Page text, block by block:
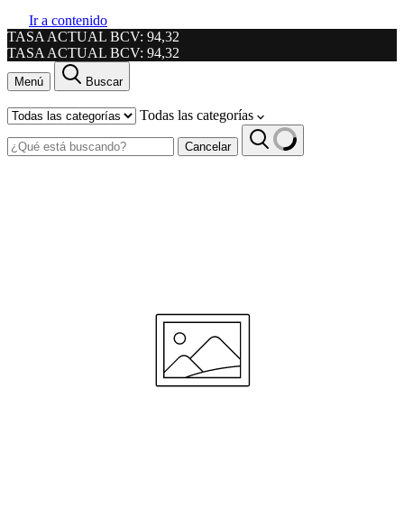
Ir a contenido
TASA ACTUAL BCV: 94,32
TASA ACTUAL BCV: 94,32
Menú Buscar
Todas las categorías
Cancelar